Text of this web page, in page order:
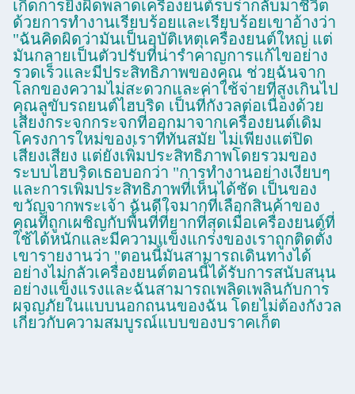
เกิดการยิงผิดพลาดเครื่องยนต์รบร่ากลับมาชีวิต
ด้วยการทํางานเรียบร้อยและเรียบร้อยเขาอ้างว่า
"ฉันคิดผิดว่ามันเป็นอุบัติเหตุเครื่องยนต์ใหญ่ แต่
มันกลายเป็นตัวปรับที่น่ารําคาญการแก้ไขอย่าง
รวดเร็วและมีประสิทธิภาพของคุณ ช่วยฉันจาก
โลกของความไม่สะดวกและค่าใช้จ่ายที่สูงเกินไป
คุณลูขับรถยนต์ไฮบริด เป็นที่กังวลต่อเนื่องด้วย
เสียงกระจกกระจกที่ออกมาจากเครื่องยนต์เดิม
โครงการใหม่ของเราที่ทันสมัย ไม่เพียงแต่ปิด
เสียงเสียง แต่ยังเพิ่มประสิทธิภาพโดยรวมของ
ระบบไฮบริดเธอบอกว่า "การทํางานอย่างเงียบๆ
และการเพิ่มประสิทธิภาพที่เห็นได้ชัด เป็นของ
ขวัญจากพระเจ้า ฉันดีใจมากที่เลือกสินค้าของ
คุณที่ถูกเผชิญกับพื้นที่ที่ยากที่สุดเมื่อเครื่องยนต์ที่
ใช้ได้หนักและมีความแข็งแกร่งของเราถูกติดตั้ง
เขารายงานว่า "ตอนนี้มันสามารถเดินทางได้
อย่างไม่กลัวเครื่องยนต์ตอนนี้ได้รับการสนับสนุน
อย่างแข็งแรงและฉันสามารถเพลิดเพลินกับการ
ผจญภัยในแบบนอกถนนของฉัน โดยไม่ต้องกังวล
เกี่ยวกับความสมบูรณ์แบบของบราคเก็ต